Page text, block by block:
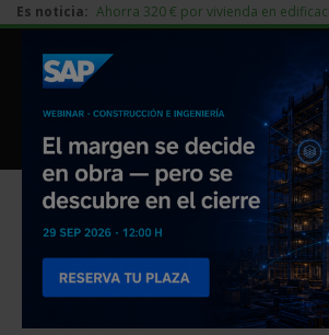
Es noticia: Ahorra 320 € por vivienda en
Redes Sociales
Es noticia
Registro
Mapei presenta 2
soluciones en